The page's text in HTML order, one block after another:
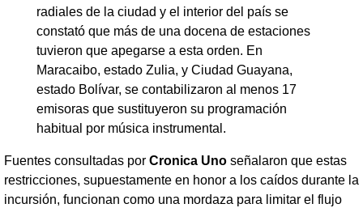
radiales de la ciudad y el interior del país se
constató que más de una docena de estaciones
tuvieron que apegarse a esta orden. En
Maracaibo, estado Zulia, y Ciudad Guayana,
estado Bolívar, se contabilizaron al menos 17
emisoras que sustituyeron su programación
habitual por música instrumental.
Fuentes consultadas por Cronica Uno señalaron que estas
restricciones, supuestamente en honor a los caídos durante la
incursión, funcionan como una mordaza para limitar el flujo